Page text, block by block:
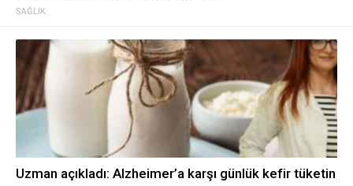
SAĞLIK
Uzman açıkladı: Alzheimer’a karşı günlük kefir tüketin